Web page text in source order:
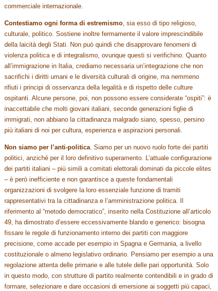
commerciale internazionale.
Contestiamo ogni forma di estremismo, sia esso di tipo religioso,
culturale, politico. Sostiene inoltre fermamente il valore imprescindibile
della laicità degli Stati. Non può quindi che disapprovare fenomeni di
violenza politica e di integralismo, ovunque questi si verifichino. Quanto
all’immigrazione in Italia, crediamo necessaria un’integrazione che non
sacrifichi i diritti umani e le diversità culturali di origine, ma nemmeno
rifiuti i principi di osservanza della legalità e di rispetto delle culture
ospitanti. Alcune persone, poi, non possono essere considerate “ospiti”: è
inaccettabile che molti giovani italiani, seconde generazioni figlie di
immigrati, non abbiano la cittadinanza malgrado siano, spesso, persino
più italiani di noi per cultura, esperienza e aspirazioni personali.
Non siamo per l’anti-politica. Siamo per un nuovo ruolo forte dei partiti
politici, anziché per il loro definitivo superamento. L’attuale configurazione
dei partiti italiani – più simili a comitati elettorali dominati da piccole elites
– è però inefficiente e non garantisce a queste fondamentali
organizzazioni di svolgere la loro essenziale funzione di tramiti
rappresentativi tra la cittadinanza e l’amministrazione politica. Il
riferimento al “metodo democratico”, inserito nella Costituzione all’articolo
49, ha dimostrato d’essere eccessivamente blando e generico: bisogna
fissare le regole di funzionamento interno dei partiti con maggiore
precisione, come accade per esempio in Spagna e Germania, a livello
costituzionale o almeno legislativo ordinario. Pensiamo per esempio a una
regolazione attenta delle primarie e alle tutele delle pari opportunità. Solo
in questo modo, con strutture di partito realmente contendibili e in grado di
formare, selezionare e dare occasioni di emersione ai soggetti più capaci,